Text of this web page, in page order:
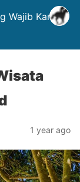
Wajib Kamu
1 year ago